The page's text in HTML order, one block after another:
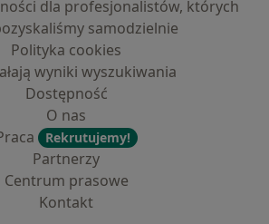
dla profesjonalistów, których
samodzielnie
Polityka cookies
wyniki wyszukiwania
Dostępność
O nas
Rekrutujemy!
Partnerzy
Centrum prasowe
Kontakt